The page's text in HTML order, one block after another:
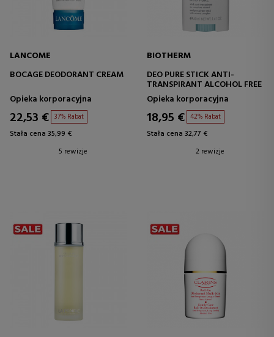
LANCOME
BOCAGE DEODORANT CREAM
Opieka korporacyjna
22,53 € 37% Rabat
Stała cena 35,99 €
5 rewizje
BIOTHERM
DEO PURE STICK ANTI-
TRANSPIRANT ALCOHOL FREE
Opieka korporacyjna
18,95 € 42% Rabat
Stała cena 32,77 €
2 rewizje